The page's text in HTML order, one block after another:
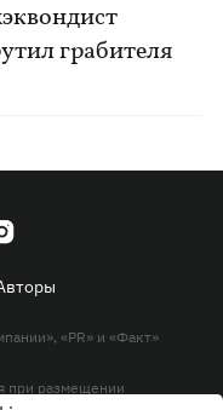
грабителя
«PR» и «Факт»
при размещении
абзаце.